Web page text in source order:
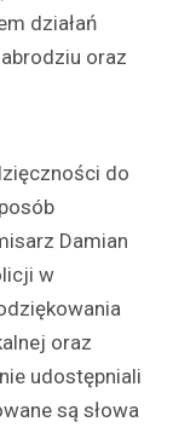
działań
oraz
do
Damian
w
oraz
udostępniali
są słowa